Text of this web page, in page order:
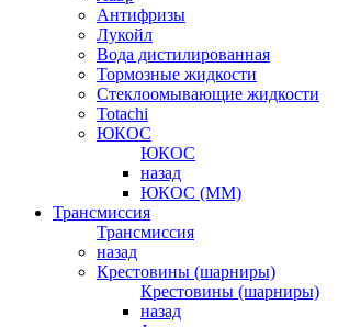
Антифризы
Лукойл
Вода дистилированная
Тормозные жидкости
Стеклоомывающие жидкости
Totachi
ЮКОС
ЮКОС
назад
ЮКОС (ММ)
Трансмиссия
Трансмиссия
назад
Крестовины (шарниры)
Крестовины (шарниры)
назад